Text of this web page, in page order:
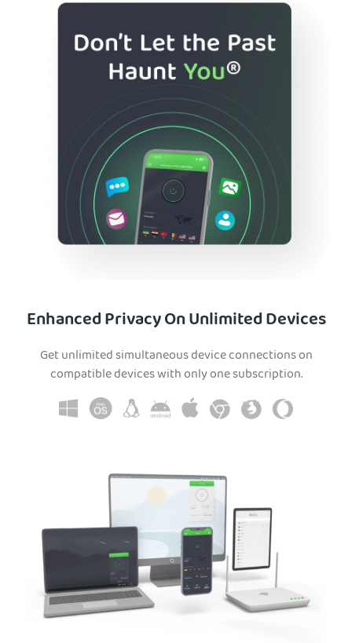
Enhanced Privacy On Unlimited Devices
Get unlimited simultaneous device connections on
compatible devices with only one subscription.